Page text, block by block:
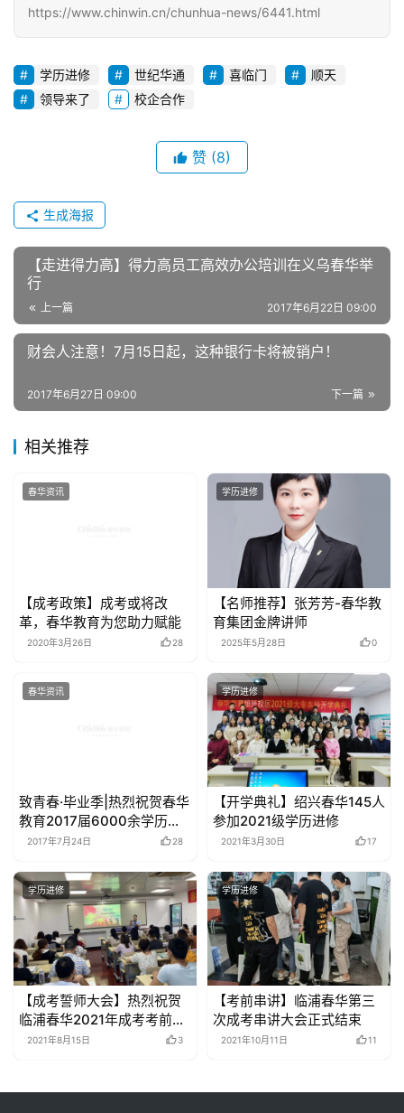
https://www.chinwin.cn/chunhua-news/6441.html
学历进修 世纪华通 喜临门
顺天
领导来了
校企合作
赞 (8)
生成海报
【走进得力高】得力高员工高效办公培训在义乌春华举
行
上一篇 2017年6月22日 09:00
财会人注意！7月15日起，这种银行卡将被销户！
下一篇
2017年6月27日 09:00
相关推荐
春华资讯
【成考政策】成考或将改
革，春华教育为您助力赋能
2020年3月26日 28
学历进修
【名师推荐】张芳芳-春华教
育集团金牌讲师
2025年5月28日 0
春华资讯
致青春·毕业季|热烈祝贺春华
教育2017届6000余学历班
毕业生顺利毕业
2017年7月24日 28
学历进修
【开学典礼】绍兴春华145人
参加2021级学历进修
2021年3月30日 17
学历进修
【成考誓师大会】热烈祝贺
临浦春华2021年成考考前准
备大会圆满结束
2021年8月15日 3
学历进修
【考前串讲】临浦春华第三
次成考串讲大会正式结束
2021年10月11日 11